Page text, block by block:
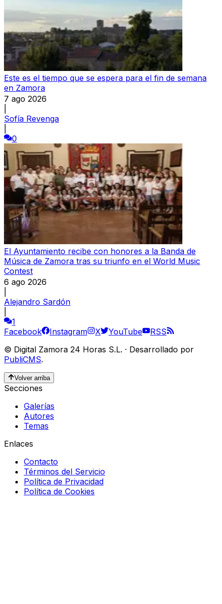
Este es el tiempo que se espera para el fin de semana
en Zamora
7 ago 2026
Sofía Revenga
0
El Ayuntamiento recibe con honores a la Banda de
Música de Zamora tras su triunfo en el World Music
Contest
6 ago 2026
Alejandro Sardón
1
Facebook
Instagram X YouTube
RSS
© Digital Zamora 24 Horas S.L. · Desarrollado por
PubliCMS.
Volver arriba
Secciones
Galerías
Autores
Temas
Enlaces
Contacto
Términos del Servicio
Política de Privacidad
Política de Cookies